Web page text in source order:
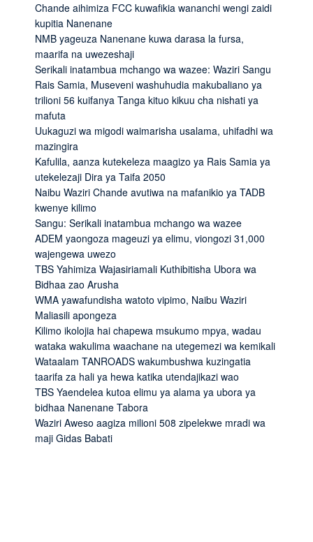
Chande aihimiza FCC kuwafikia wananchi wengi zaidi
kupitia Nanenane
NMB yageuza Nanenane kuwa darasa la fursa,
maarifa na uwezeshaji
Serikali inatambua mchango wa wazee: Waziri Sangu
Rais Samia, Museveni washuhudia makubaliano ya
trilioni 56 kuifanya Tanga kituo kikuu cha nishati ya
mafuta
Uukaguzi wa migodi waimarisha usalama, uhifadhi wa
mazingira
Kafulila, aanza kutekeleza maagizo ya Rais Samia ya
utekelezaji Dira ya Taifa 2050
Naibu Waziri Chande avutiwa na mafanikio ya TADB
kwenye kilimo
Sangu: Serikali inatambua mchango wa wazee
ADEM yaongoza mageuzi ya elimu, viongozi 31,000
wajengewa uwezo
TBS Yahimiza Wajasiriamali Kuthibitisha Ubora wa
Bidhaa zao Arusha
WMA yawafundisha watoto vipimo, Naibu Waziri
Maliasili apongeza
Kilimo ikolojia hai chapewa msukumo mpya, wadau
wataka wakulima waachane na utegemezi wa kemikali
Wataalam TANROADS wakumbushwa kuzingatia
taarifa za hali ya hewa katika utendajikazi wao
TBS Yaendelea kutoa elimu ya alama ya ubora ya
bidhaa Nanenane Tabora
Waziri Aweso aagiza milioni 508 zipelekwe mradi wa
maji Gidas Babati